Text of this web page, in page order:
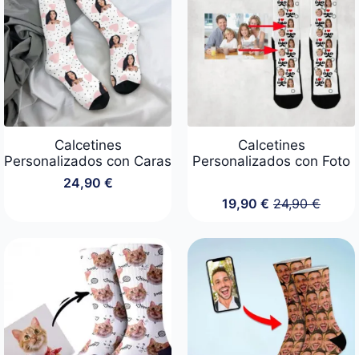
Calcetines
Personalizados con Caras
24,90 €
Calcetines
Personalizados con Foto
24,90€
El
original
era:
24,90 €.
19,90€ El
actual
19,90 €.